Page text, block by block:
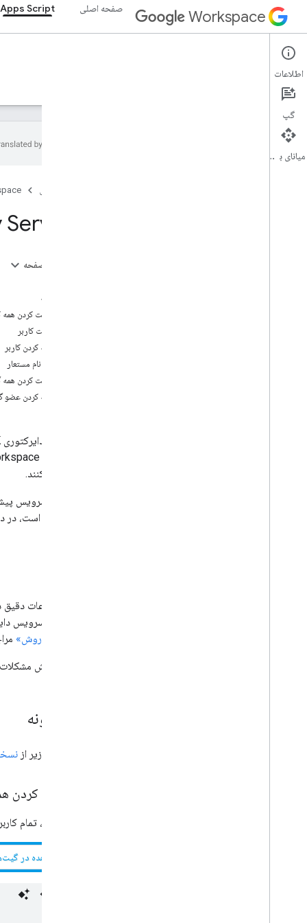
Workspace صفحه اصلی Apps Script
Apps Script
نمای کلی
صفحه اصلی
در این صفحه
کد نمونه
فهرست کردن همه
دریافت کاربر
اضافه کردن کاربر
ایجاد نام مستعار
فهرست کردن همه
اضافه کردن عضو
سرویس دایرکتوری Admin SDK به شما امکان می‌دهد
مدیریت کنند.
این یک سرویس
داده شده است، در
برای اطلاعات
امضاهای روش»
برای گزارش
کد نمونه
کد نمونه زیر از
فهرست کردن
این نمونه، تمام
مشاهده در
اطلاعات
گپ
میانای برنامه‌سازی کاربردی